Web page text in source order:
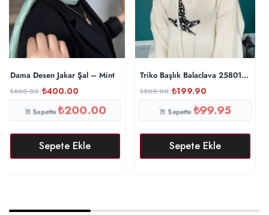
Dama Desen Jakar Şal – Mint
₺600.00 ₺400.00
Sepette₺200.00
Sepete Ekle
Triko Başlık Balaclava 25801 – Taş
₺500.00 ₺199.90
Sepette₺99.95
Sepete Ekle